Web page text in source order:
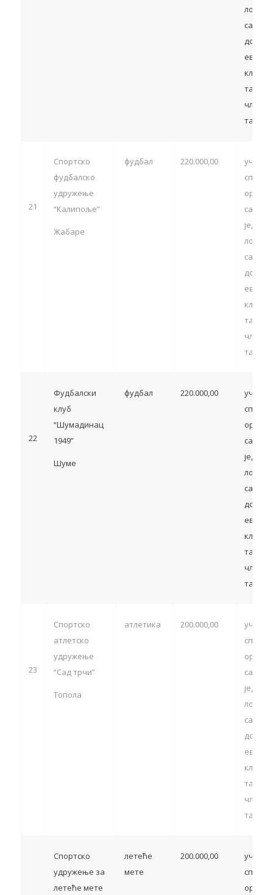
члан
тачка
21
Спортско
фудбалско
удружење
“Калипоље”
Жабаре
фудбал 220.000,00
са
члан
тачка
22
Фудбалски
клуб
“Шумадинац
1949”
Шуме
фудбал 220.000,00
са
члан
тачка
23
Спортско
атлетско
удружење
“Сад трчи”
Топола
атлетика 200.000,00
са
члан
тачка
Спортско
удружење за
летеће мете
летеће
мете
200.000,00